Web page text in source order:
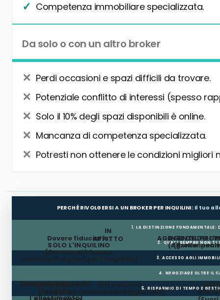
Competenza immobiliare specializzata.
Da solo o con un altro broker
Perdi occasioni e spazi difficili da trovare.
Potenziale conflitto di interessi (spesso
Solo il 10% degli spazi disponibili è online.
Mancanza di competenza specializzata.
Potresti non ottenere le condizioni migliori
PERCHÉ RIVOLGERSI A UN BROKER PER INQUILINI: Il tuo
1. LA DISTINZIONE FONDAMENTALE:
AGENTE DEL
(Agente
IN
AFFITTO
AGENTE
(Broker per
Dovere fiduciario:
SOLO L'INQUILINO
(Canone più basso,
condizioni migliori per l'inquilino)
2. QUASI SEMPRE NON TI
3. ACCESSO AGLI
4. NEGOZIARE OLTRE IL
Il proprietario
paga la
Siti pubblici
(Limitati/non aggiornati) E RETI
MESI GRATUITI
CONTRIBUTO LAVORI
(Fondi per
l'allestimento)
5. RISPARMIO DI TEMPO E